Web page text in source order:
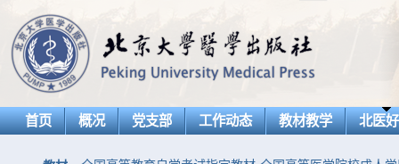
首页 概况 党支部 工作动态 教材教学 北医